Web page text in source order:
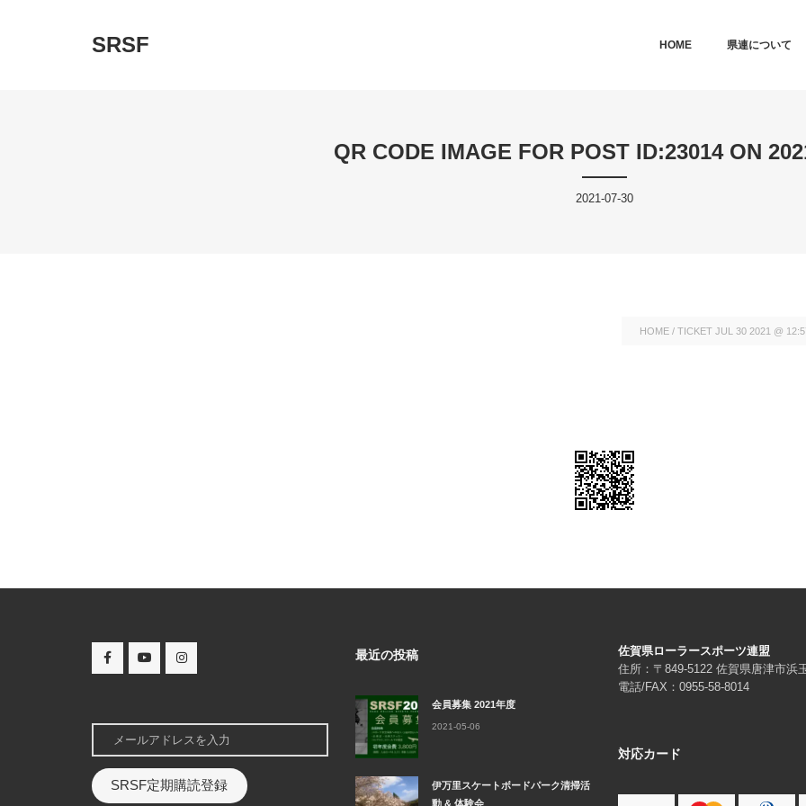
SRSF SKIP TO PRIMARY CONTENT
SKIP TO SECONDARY CONTENT
HOME 県連について
QR CODE IMAGE FOR POST ID:23014 ON
2021-07-30
HOME / TICKET JUL 30 2021 @
SRSF定期購読登録
最近の投稿
会員募集 2021年度
2021-05-06
伊万里スケートボードパーク清掃活
動 & 体験会
佐賀県ローラースポーツ連盟
住所：〒849-5122 佐賀県唐津市浜
電話/FAX：0955-58-8014
対応カード